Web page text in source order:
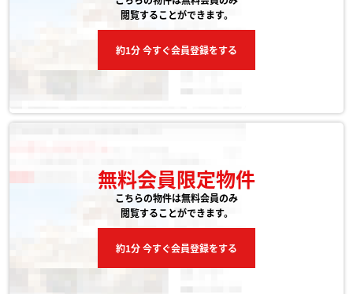
閲覧することができます。
約1分 今すぐ会員登録をする
無料会員限定物件
こちらの物件は無料会員のみ
閲覧することができます。
約1分 今すぐ会員登録をする